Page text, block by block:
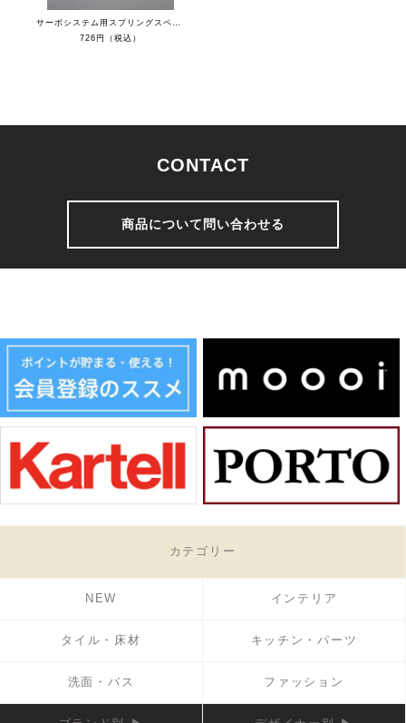
サーボシステム用スプリングスペーサー
726円（税込）
CONTACT
商品について問い合わせる
カテゴリー
NEW インテリア
タイル・床材 キッチン・パーツ
洗面・バス ファッション